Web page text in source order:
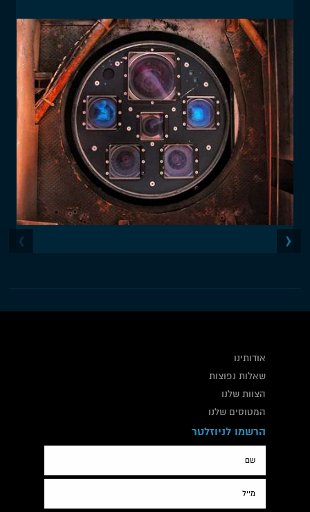
אודותינו
שאלות נפוצות
הצוות שלנו
המטוסים שלנו
הרשמו לניוזלטר